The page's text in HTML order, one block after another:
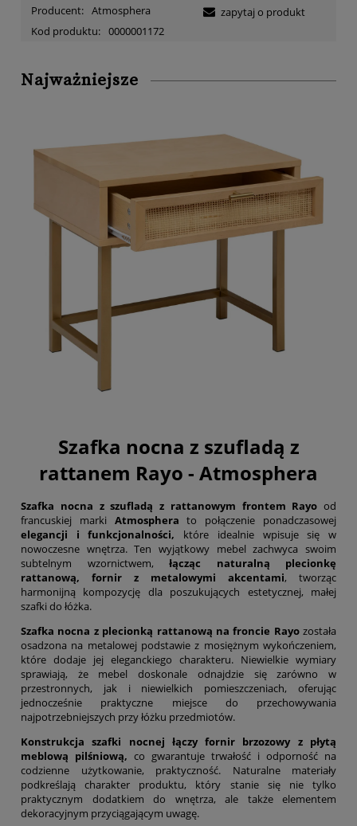
Producent: Atmosphera
Kod produktu: 0000001172
zapytaj o produkt
Najważniejsze
Szafka nocna z szufladą z
rattanem Rayo - Atmosphera
Szafka nocna z szufladą z rattanowym frontem Rayo od
francuskiej marki Atmosphera to połączenie ponadczasowej
elegancji i funkcjonalności, które idealnie wpisuje się w
nowoczesne wnętrza. Ten wyjątkowy mebel zachwyca swoim
subtelnym wzornictwem, łącząc naturalną plecionkę
rattanową, fornir z metalowymi akcentami, tworząc
harmonijną kompozycję dla poszukujących estetycznej, małej
szafki do łóżka.
Szafka nocna z plecionką rattanową na froncie Rayozostała
osadzona na metalowej podstawie z mosiężnym wykończeniem,
które dodaje jej eleganckiego charakteru. Niewielkie wymiary
sprawiają, że mebel doskonale odnajdzie się zarówno w
przestronnych, jak i niewielkich pomieszczeniach, oferując
jednocześnie praktyczne miejsce do przechowywania
najpotrzebniejszych przy łóżku przedmiotów.
Konstrukcja szafki nocnej łączy fornir brzozowy z płytą
meblową pilśniową, co gwarantuje trwałość i odporność na
codzienne użytkowanie, praktyczność. Naturalne materiały
podkreślają charakter produktu, który stanie się nie tylko
praktycznym dodatkiem do wnętrza, ale także elementem
dekoracyjnym przyciągającym uwagę.